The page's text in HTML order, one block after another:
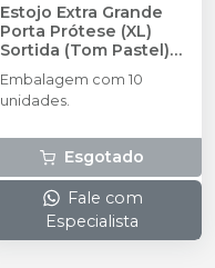
Estojo Extra Grande
Porta Prótese (XL)
Sortida (Tom Pastel) -
10 unidades
ANDRADE GOMES
Embalagem com 10
unidades.
Esgotado
Fale com
Especialista